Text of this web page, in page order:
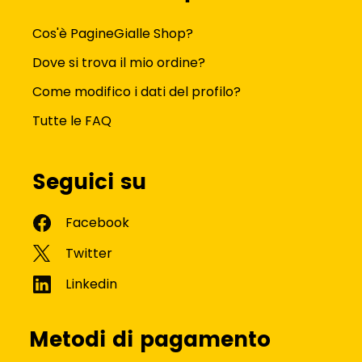
Cos'è PagineGialle Shop?
Dove si trova il mio ordine?
Come modifico i dati del profilo?
Tutte le FAQ
Seguici su
Metodi di pagamento